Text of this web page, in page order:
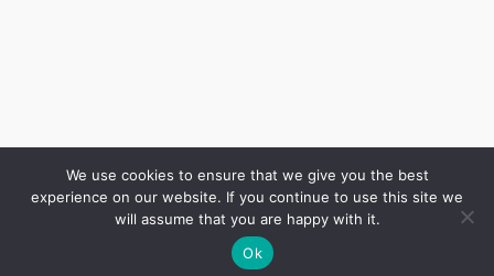
We use cookies to ensure that we give you the best
experience on our website. If you continue to use this site we
will assume that you are happy with it.
Ok